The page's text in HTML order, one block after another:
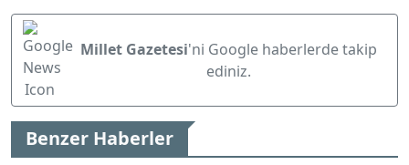
Millet Gazetesi'ni Google haberlerde takip
ediniz.
Benzer Haberler